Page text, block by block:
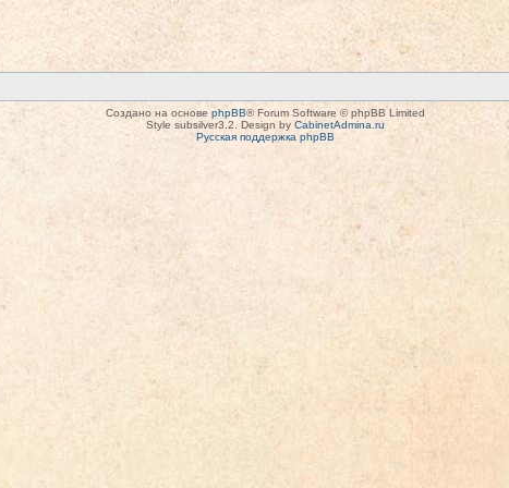
Создано на основе phpBB® Forum Software © phpBB Limited
Style subsilver3.2. Design by CabinetAdmina.ru
Русская поддержка phpBB